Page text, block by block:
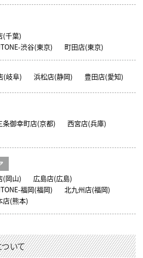
(千葉)
渋谷(東京)
町田店(東京)
(岐阜) 浜松店(静岡) 豊田店(愛知)
条御幸町店(京都)
西宮店(兵庫)
(岡山)
広島店(広島)
福岡(福岡)
北九州店(福岡)
店(熊本)
いて